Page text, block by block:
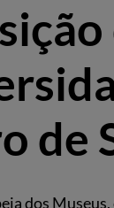
de
dos